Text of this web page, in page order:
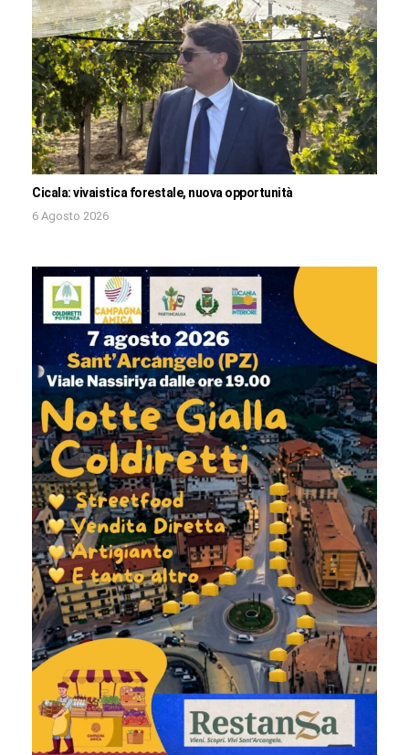
Cicala: vivaistica forestale, nuova opportunità
6 Agosto 2026